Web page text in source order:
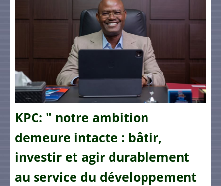
KPC: " notre ambition
demeure intacte : bâtir,
investir et agir durablement
au service du développement